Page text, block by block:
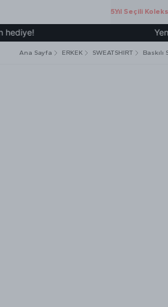
5.Yıl Seçili
Yeni
Ana Sayfa ERKEK SWEATSHIRT